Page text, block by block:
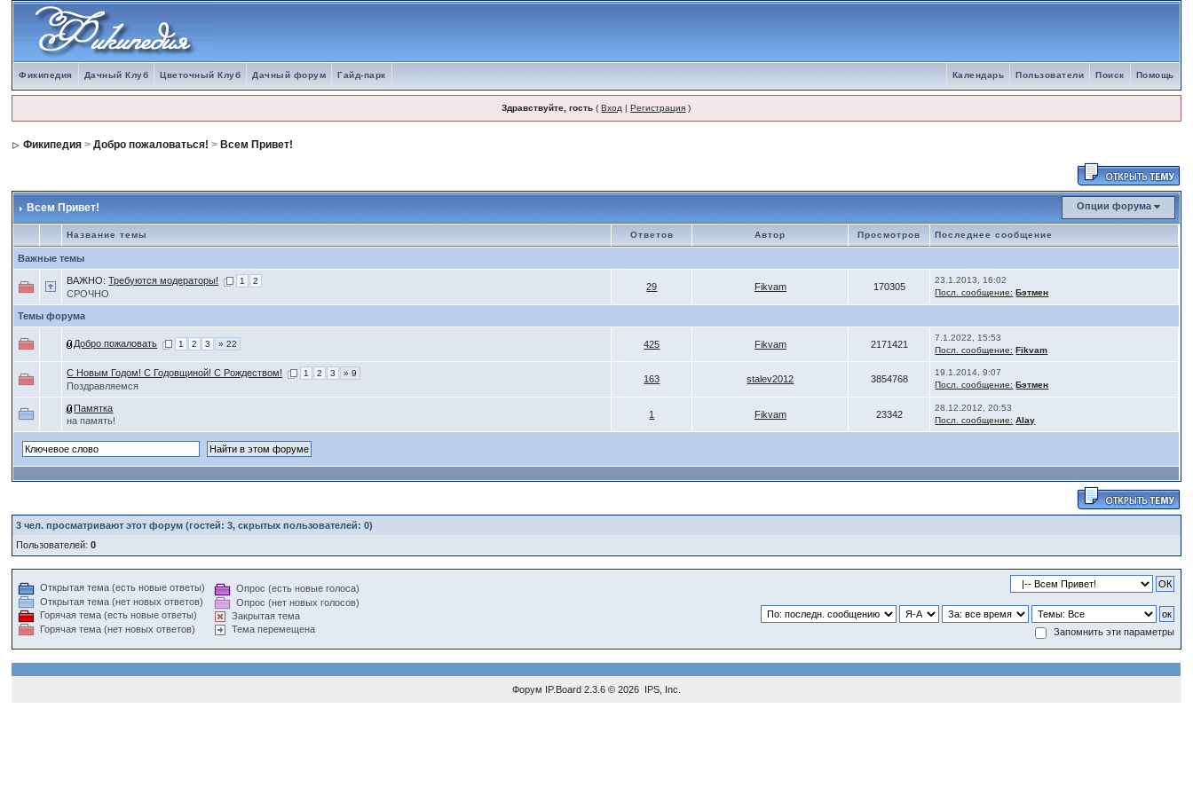
Фикипедия Дачный Клуб Цветочный Клуб Дачный форум Гайд-парк Помощь
Поиск
Пользователи
Календарь
Здравствуйте, гость (Вход |Регистрация )
Фикипедия >Добро пожаловаться! > Всем Привет!
Всем Привет! Опции форума
Название темы Ответов Автор Просмотров Последнее сообщение
Важные темы
ВАЖНО:Требуются модераторы! 1 2
СРОЧНО
29 Fikvam 170305
23.1.2013, 16:02
Посл. сообщение: Бэтмен
Темы форума
Добро пожаловать 1 2 3 » 22 425 Fikvam 2171421
7.1.2022, 15:53
Посл. сообщение: Fikvam
С Новым Годом! С Годовщиной! С Рождеством! 1 2 3 » 9
Поздравляемся
163 stalev2012 3854768
19.1.2014, 9:07
Посл. сообщение: Бэтмен
Памятка
на память!
1 Fikvam 23342
28.12.2012, 20:53
Посл. сообщение: Alay
3 чел. просматривают этот форум (гостей: 3, скрытых пользователей: 0)
Пользователей:0
Открытая тема (есть новые ответы)
Открытая тема (нет новых ответов)
Горячая тема (есть новые ответы)
Горячая тема (нет новых ответов)
Опрос (есть новые голоса)
Опрос (нет новых голосов)
Закрытая тема
Тема перемещена
Запомнить эти параметры
Форум IP.Board2.3.6 © 2026 IPS, Inc